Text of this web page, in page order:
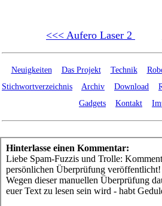
<<< Aufero Laser 2
Neuigkeiten Das Projekt Technik
Stichwortverzeichnis
Archiv Download
Gadgets
Kontakt